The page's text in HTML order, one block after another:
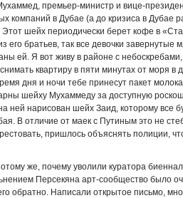
премьер-министр и вице-
компаний в Дубае (а до кризиса в Дубае
шейх периодически берет кофе в
его братьев, так все девочки завернутые
ей. Я вот живу в районе с
квартиру в пяти минутах от моря в
дня и ночи тебе принесут пакет
шейху Мухаммеду за доступную
ней нарисован шейх Заид, которому все
В отличие от маек с Путиным это не
пришлось объяснять полиции,
же, почему уволили куратора
Персекяна арт-сообщество было
обратно. Написали открытое письмо,